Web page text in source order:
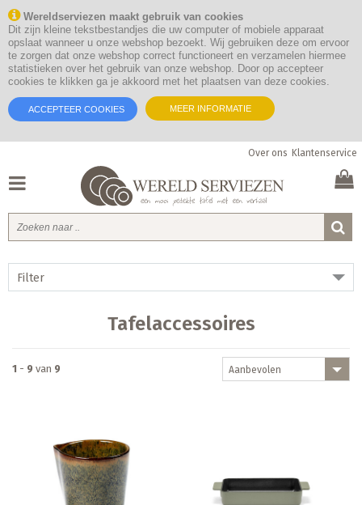
Wereldserviezen maakt gebruik van cookies
Dit zijn kleine tekstbestandjes die uw computer of mobiele apparaat
opslaat wanneer u onze webshop bezoekt. Wij gebruiken deze om ervoor
te zorgen dat onze webshop correct functioneert en verzamelen hiermee
statistieken over het gebruik van onze webshop. Door op accepteer
cookies te klikken ga je akkoord met het plaatsen van deze cookies.
ACCEPTEER COOKIES MEER INFORMATIE
Over ons Klantenservice
Filter
Tafelaccessoires
1 - 9 van 9 Aanbevolen